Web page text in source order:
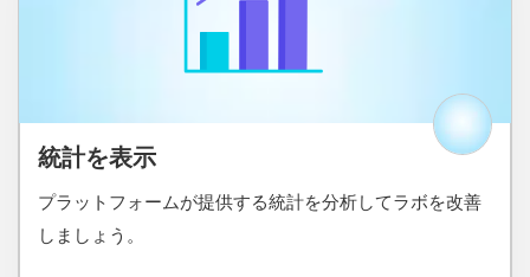
統計を表示
プラットフォームが提供する統計を分析してラボを改善
しましょう。